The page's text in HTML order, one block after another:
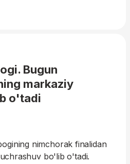
Bugun
markaziy
o'tadi
nimchorak finalidan
bo'lib o'tadi.